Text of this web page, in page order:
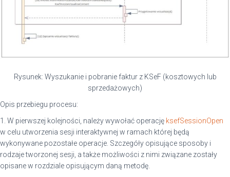
Rysunek: Wyszukanie i pobranie faktur z KSeF (kosztowych lub
sprzedażowych)
Opis przebiegu procesu:
1. W pierwszej kolejności, należy wywołać operację ksefSessionOpen
w celu utworzenia sesji interaktywnej w ramach której będą
wykonywane pozostałe operacje. Szczegóły opisujące sposoby i
rodzaje tworzonej sesji, a także możliwości z nimi związane zostały
opisane w rozdziale opisującym daną metodę.